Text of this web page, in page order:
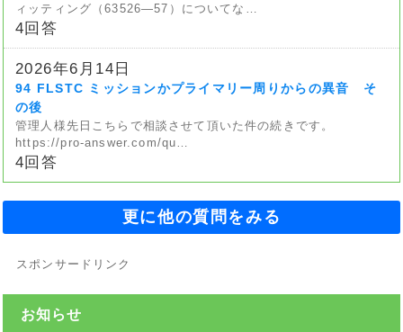
ィッティング（63526—57）についてな…
4回答
2026年6月14日
94 FLSTC ミッションかプライマリー周りからの異音 そ
の後
管理人様先日こちらで相談させて頂いた件の続きです。
https://pro-answer.com/qu…
4回答
更に他の質問をみる
スポンサードリンク
お知らせ